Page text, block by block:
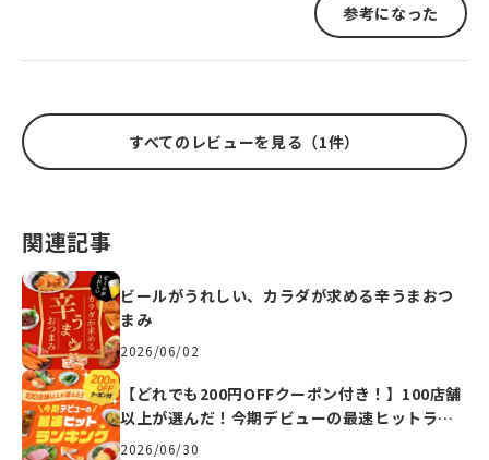
参考になった
すべてのレビューを見る（1件）
関連記事
ビールがうれしい、カラダが求める辛うまおつ
まみ
2026/06/02
【どれでも200円OFFクーポン付き！】100店舗
以上が選んだ！今期デビューの最速ヒットラン
キング
2026/06/30